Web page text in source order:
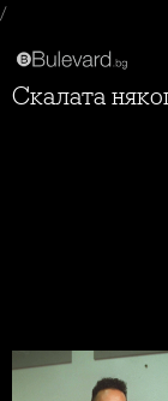
/
Скалата